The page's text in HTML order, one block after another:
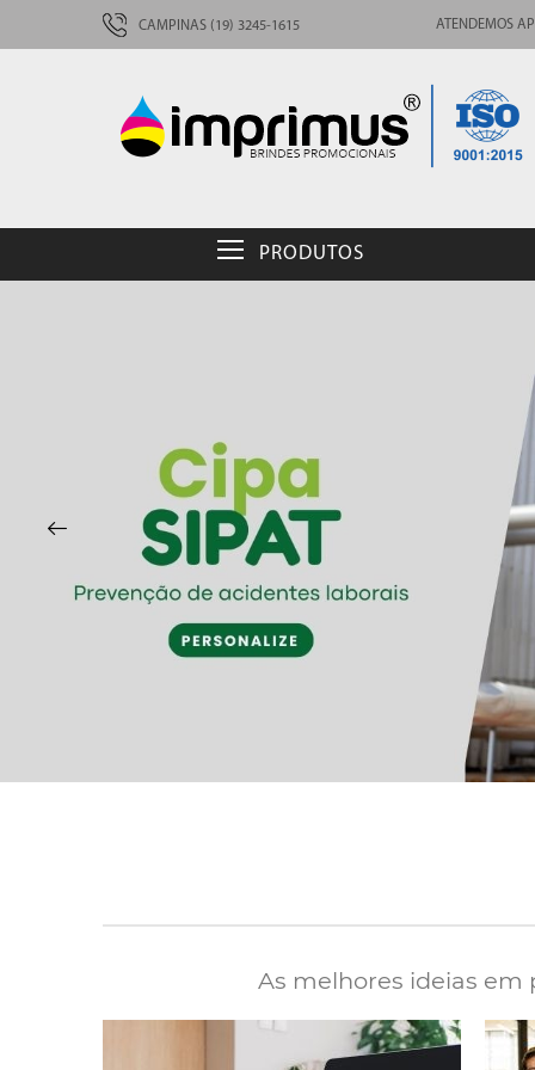
CAMPINAS (19) 3245-1615 ATENDEMOS
PRODUTOS
As melhores ideias em